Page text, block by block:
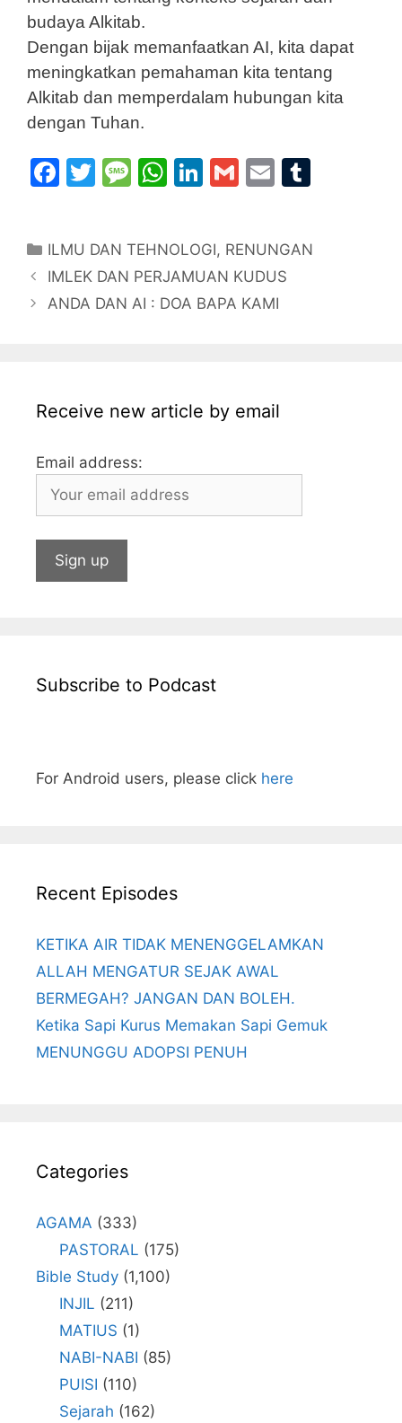
budaya Alkitab.
Dengan bijak memanfaatkan AI, kita dapat
meningkatkan pemahaman kita tentang
Alkitab dan memperdalam hubungan kita
dengan Tuhan.
F
e
b
o
T
er
M
s
a
g
W
s
A
p
Li
e
dI
n
G
l
E
l
bl
Categories
ILMU DAN TEHNOLOGI, RENUNGAN
IMLEK DAN PERJAMUAN KUDUS
ANDA DAN AI : DOA BAPA KAMI
Receive new article by email
Email address:
Subscribe to Podcast
For Android users, please click here
Recent Episodes
KETIKA AIR TIDAK MENENGGELAMKAN
ALLAH MENGATUR SEJAK AWAL
BERMEGAH? JANGAN DAN BOLEH.
Ketika Sapi Kurus Memakan Sapi Gemuk
MENUNGGU ADOPSI PENUH
Categories
AGAMA (333)
PASTORAL (175)
Bible Study (1,100)
INJIL (211)
MATIUS (1)
NABI-NABI (85)
PUISI (110)
Sejarah (162)